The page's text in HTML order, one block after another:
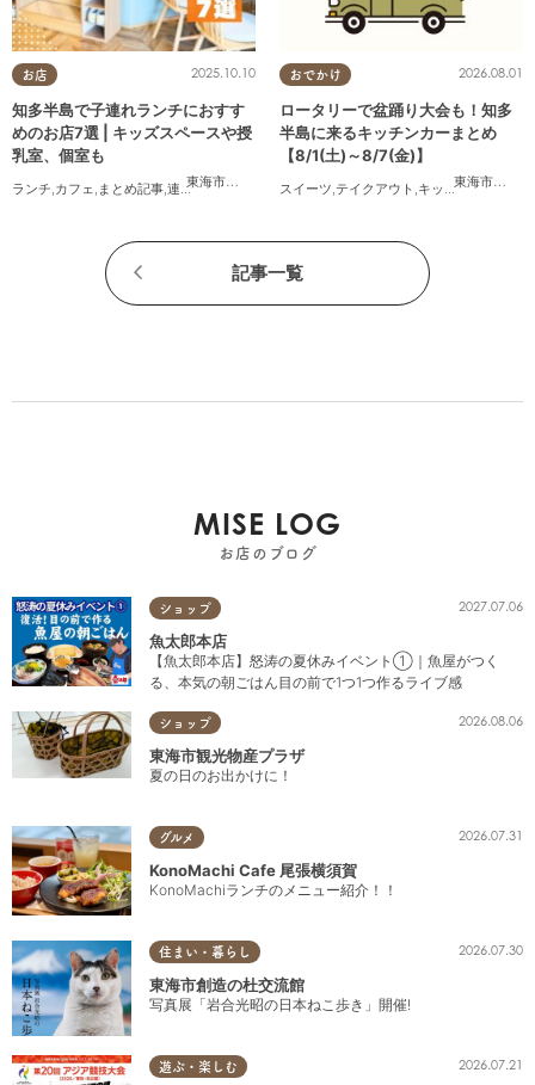
お店
東海市
,大府市 半田市 常滑市 ,武豊町
2025.10.10
知多半島で子連れランチにおすす
めのお店7選 | キッズスペースや授
乳室、個室も
ランチ,カフェ, まとめ記事,連載 ,親子 個室
おでかけ
東海市
,大府
2026.08.01
ロータリーで盆踊り大会も！知多
半島に来るキッチンカーまとめ
【8/1(土)～8/7(金)】
スイーツ,テイクアウト ,キッチンカー ,イベ
記事一覧
MISE LOG
お店のブログ
ショップ 2027.07.06
魚太郎本店
【魚太郎本店】怒涛の夏休みイベント①｜魚屋がつく
る、本気の朝ごはん目の前で1つ1つ作るライブ感
ショップ 2026.08.06
東海市観光物産プラザ
夏の日のお出かけに！
グルメ 2026.07.31
KonoMachi Cafe 尾張横須賀
KonoMachiランチのメニュー紹介！！
住まい・暮らし 2026.07.30
東海市創造の杜交流館
写真展「岩合光昭の日本ねこ歩き」開催!
遊ぶ・楽しむ 2026.07.21